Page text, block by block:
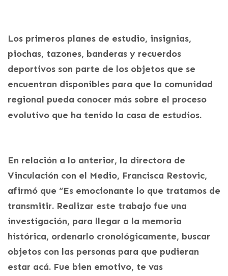
​Los primeros planes de estudio, insignias,
piochas, tazones, banderas y recuerdos
deportivos son parte de los objetos que se
encuentran disponibles para que la comunidad
regional pueda conocer más sobre el proceso
evolutivo que ha tenido la casa de estudios.
En relación a lo anterior, la directora de
Vinculación con el Medio, Francisca Restovic,
afirmó que “Es emocionante lo que tratamos de
transmitir. Realizar este trabajo fue una
investigación, para llegar a la memoria
histórica, ordenarlo cronológicamente, buscar
objetos con las personas para que pudieran
estar acá. Fue bien emotivo, te vas